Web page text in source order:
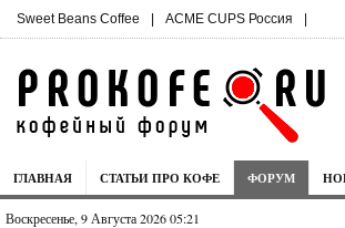
Sweet Beans Coffee | ACME CUPS Россия |
ГЛАВНАЯ СТАТЬИ ПРО КОФЕ ФОРУМ
Воскресенье, 9 Августа 2026 05:21